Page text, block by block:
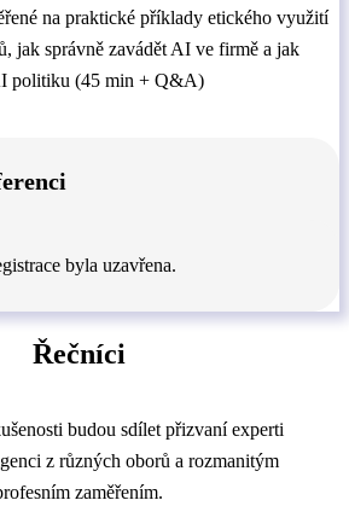
na praktické příklady etického využití
jak správně zavádět AI ve firmě a jak
politiku (45 min + Q&A)
byla uzavřena.
Řečníci
budou sdílet přizvaní experti
z různých oborů a rozmanitým
zaměřením.